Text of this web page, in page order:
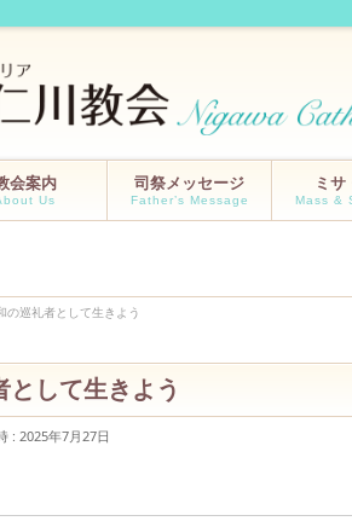
会案内
Us
司祭メッセージ
Father’s Message
ミサ
Mass &
の巡礼者として生きよう
して生きよう
: 2025年7月27日